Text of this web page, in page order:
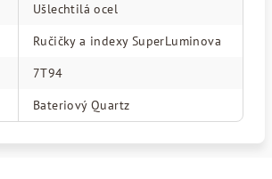
Ušlechtilá ocel
Ručičky a indexy SuperLuminova
7T94
Bateriový Quartz